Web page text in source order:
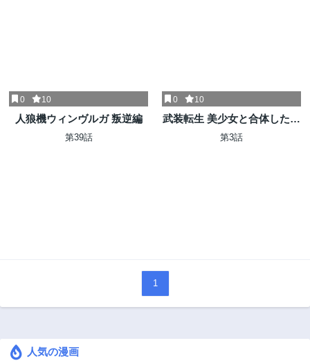
0 10
人狼機ウィンヴルガ 叛逆編
第39話
0 10
武装転生 美少女と合体したお
っさん伝説になる
第3話
1
人気の漫画